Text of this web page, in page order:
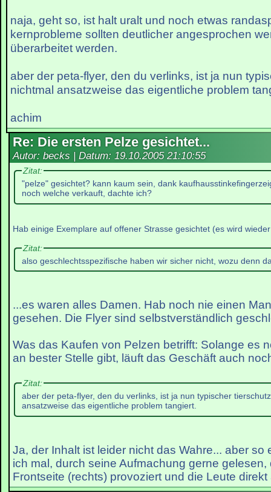
naja, geht so, ist halt uralt und noch etwas
kernprobleme sollten deutlicher angesprochen
überarbeitet werden.
aber der peta-flyer, den du verlinks, ist ja nun
nichtmal ansatzweise das eigentliche problem
achim
Re: Die ersten Pelze gesichtet...
Autor: becks | Datum: 19.10.2005 21:10:55
Zitat:
"pelze" gesichtet? kann kaum sein, dank
noch welche verkauft, dachte ich?
Hab einige Exemplare auf offener Strasse gesichtet (es wird
Zitat:
also geschlechtsspezifische haben wir sicher nicht, wozu denn
...es waren alles Damen. Hab noch nie einen
gesehen. Die Flyer sind selbstverständlich
Was das Kaufen von Pelzen betrifft: Solange es
an bester Stelle gibt, läuft das Geschäft auch
Zitat:
aber der peta-flyer, den du verlinks, ist ja nun typischer
ansatzweise das eigentliche problem tangiert.
Ja, der Inhalt ist leider nicht das Wahre... aber so
ich mal, durch seine Aufmachung gerne gelesen,
Frontseite (rechts) provoziert und die Leute direkt